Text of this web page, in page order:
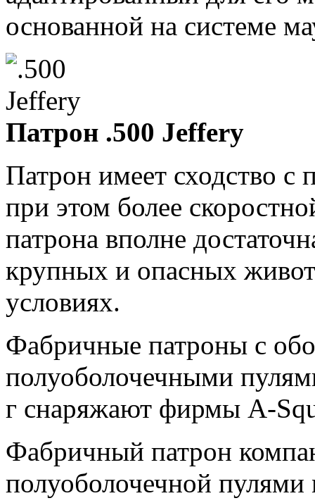
основанной на системе
Патрон .500 Jeffery
Патрон имеет сходство с
при этом более
патрона вполне
крупных и опасных
условиях.
Фабричные патроны с
полуоболочечными
г снаряжают фирмы A-
Фабричный патрон
полуоболочечной пулями